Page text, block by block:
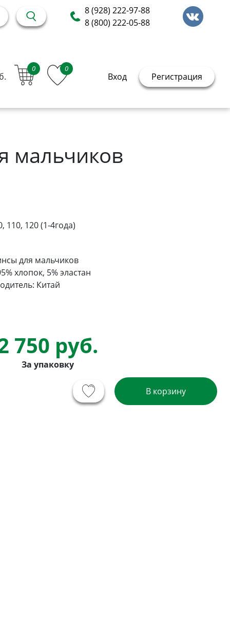
8 (928) 222-97-88
8 (800) 222-05-88
0 0
Вход Регистрация
мальчиков
110, 120 (1-4года)
для мальчиков
хлопок, 5% эластан
Китай
750 руб.
За упаковку
В корзину